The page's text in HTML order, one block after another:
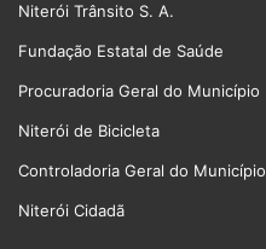
Niterói Trânsito S. A.
Fundação Estatal de Saúde
Procuradoria Geral do Município
Niterói de Bicicleta
Controladoria Geral do Município
Niterói Cidadã